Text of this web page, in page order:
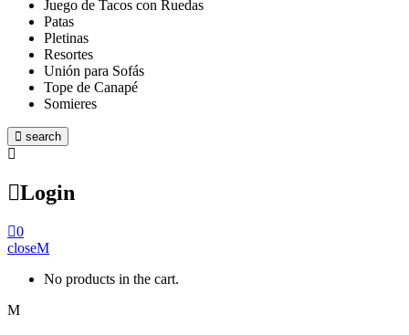
Juego de Tacos con Ruedas
Patas
Pletinas
Resortes
Unión para Sofás
Tope de Canapé
Somieres
search
Login
0
close
No products in the cart.